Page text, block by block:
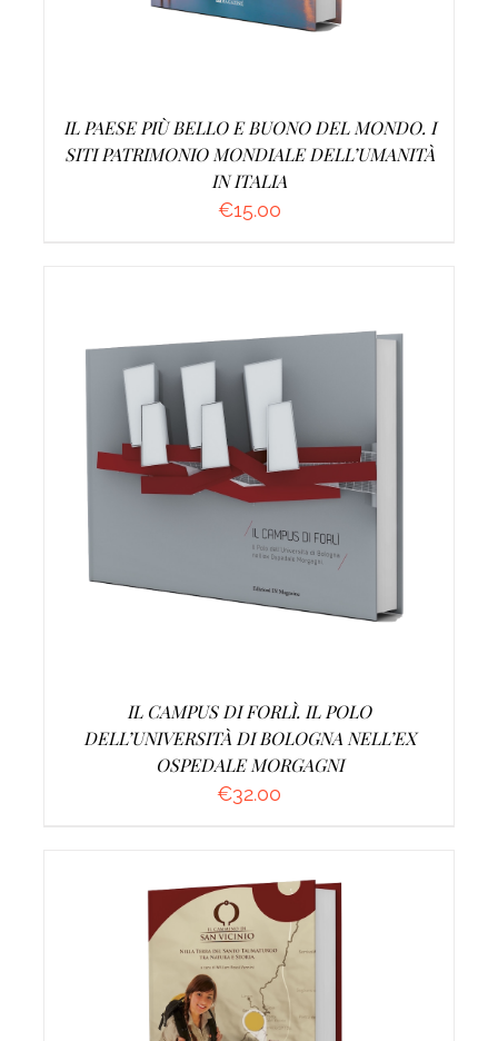
IL PAESE PIÙ BELLO E BUONO DEL MONDO. I
SITI PATRIMONIO MONDIALE DELL’UMANITÀ
IN ITALIA
€15.00
AGGIUNGI AL CARRELLO /
IL CAMPUS DI FORLÌ. IL POLO
DELL’UNIVERSITÀ DI BOLOGNA NELL’EX
OSPEDALE MORGAGNI
€32.00